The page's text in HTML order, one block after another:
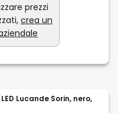
prezzi
crea un
Lucande Sorin, nero,